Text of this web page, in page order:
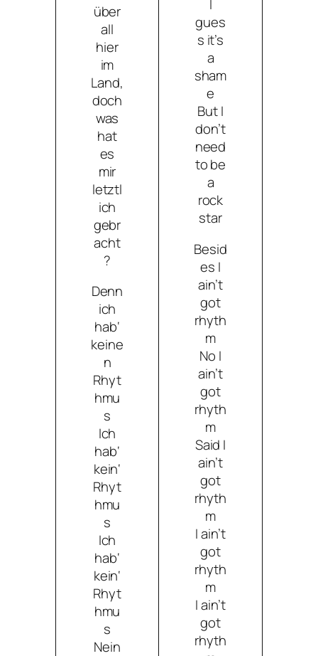
über
all
hier
im
Land,
doch
was
hat
es
mir
letztl
ich
gebr
acht
?
Denn
ich
hab‘
keine
n
Rhyt
hmu
s
Ich
hab‘
kein‘
Rhyt
hmu
s
Ich
hab‘
kein‘
Rhyt
hmu
s
Nein
I
gues
s it’s
a
sham
e
But I
don’t
need
to be
a
rock
star
Besid
es I
ain’t
got
rhyth
m
No I
ain’t
got
rhyth
m
Said I
ain’t
got
rhyth
m
I ain’t
got
rhyth
m
I ain’t
got
rhyth